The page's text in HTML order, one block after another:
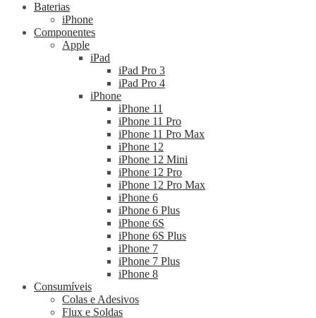
Baterias
iPhone
Componentes
Apple
iPad
iPad Pro 3
iPad Pro 4
iPhone
iPhone 11
iPhone 11 Pro
iPhone 11 Pro Max
iPhone 12
iPhone 12 Mini
iPhone 12 Pro
iPhone 12 Pro Max
iPhone 6
iPhone 6 Plus
iPhone 6S
iPhone 6S Plus
iPhone 7
iPhone 7 Plus
iPhone 8
Consumíveis
Colas e Adesivos
Flux e Soldas